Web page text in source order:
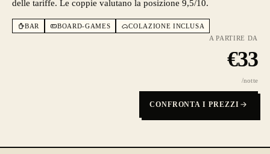
delle tariffe. Le coppie valutano la posizione 9,5/10.
BAR BOARD-GAMES
COLAZIONE INCLUSA
A PARTIRE DA
€33
/notte
CONFRONTA I PREZZI